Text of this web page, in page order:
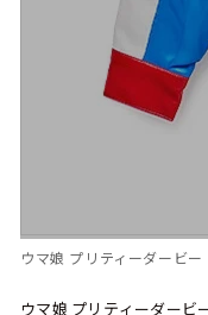
ウマ娘 プリティーダービー
ウマ娘 プリティーダービ